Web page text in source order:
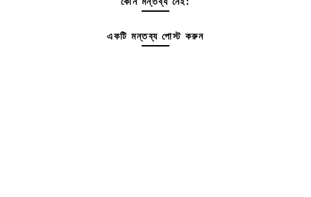
একটি মন্তব্য পোস্ট করুন